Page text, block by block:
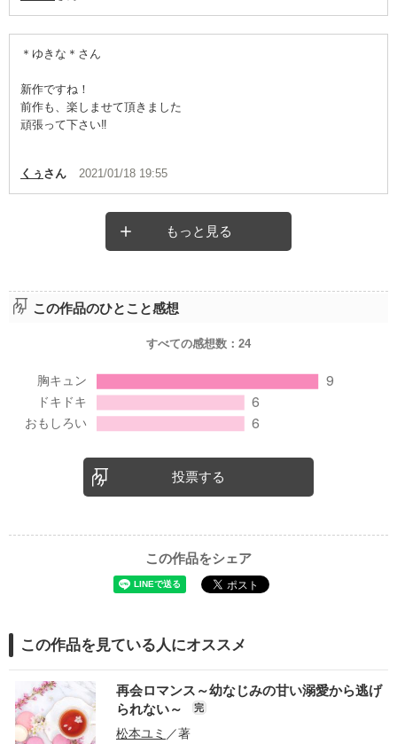
＊ゆきな＊さん
新作ですね！
前作も、楽しませて頂きました
頑張って下さい‼︎
くぅ さん 2021/01/18 19:55
もっと見る
この作品のひとこと感想
すべての感想数： 24
投票する
この作品をシェア
この作品を見ている人にオススメ
再会ロマンス～幼なじみの甘い溺愛から逃げ
られない～
完
松本ユミ ／著